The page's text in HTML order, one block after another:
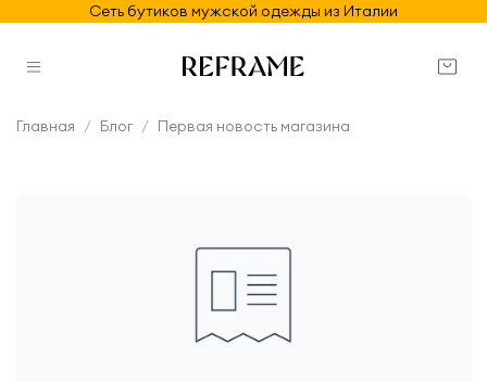
Сеть бутиков мужской одежды из Италии
Главная Блог Первая новость магазина